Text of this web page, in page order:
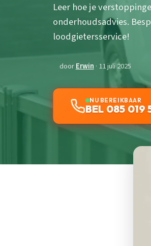
Leer hoe je
onderhoudsadvies.
loodgietersservice!
doorErwin · 11 juli 2025
NU BEREIKBAAR
BEL 085 019